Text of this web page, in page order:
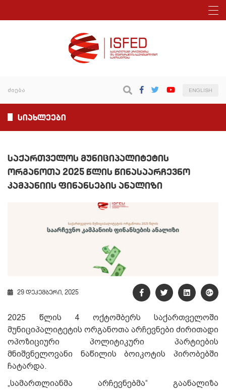
ENGLISH
სიახლეები
საქართველოს მუნიციპალიტეტის
ორგანოთა 2025 წლის წინასაარჩევნო
კამპანიის ფინანსების ანალიზი
29 დეკემბერი, 2025
2025 წლის 4 ოქტომბერს საქართველოში
მუნიციპალიტეტის ორგანოთა არჩევნები ძირითადი
ოპოზიციური პოლიტიკური პარტიების
მნიშვნელოვანი ნაწილის ბოიკოტის პირობებში
ჩატარდა.
„სამართლიანმა არჩევნებმა“ გაანალიზა